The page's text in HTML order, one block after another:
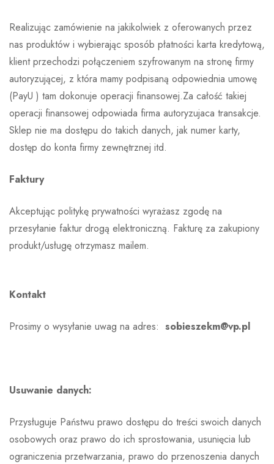
Realizując zamówienie na jakikolwiek z oferowanych przez
nas produktów i wybierając sposób płatności karta kredytową,
klient przechodzi połączeniem szyfrowanym na stronę firmy
autoryzującej, z która mamy podpisaną odpowiednia umowę
(PayU ) tam dokonuje operacji finansowej.Za całość takiej
operacji finansowej odpowiada firma autoryzujaca transakcje.
Sklep nie ma dostępu do takich danych, jak numer karty,
dostęp do konta firmy zewnętrznej itd.
Faktury
Akceptując politykę prywatności wyrażasz zgodę na
przesyłanie faktur drogą elektroniczną. Fakturę za zakupiony
produkt/usługę otrzymasz mailem.
Kontakt
Prosimy o wysyłanie uwag na adres: sobieszekm@vp.pl
Usuwanie danych:
Przysługuje Państwu prawo dostępu do treści swoich danych
osobowych oraz prawo do ich sprostowania, usunięcia lub
ograniczenia przetwarzania, prawo do przenoszenia danych